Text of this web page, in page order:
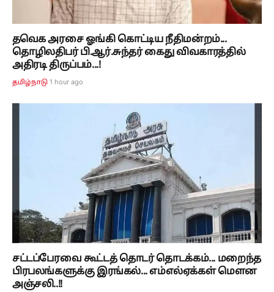
தவெக அரசை ஓங்கி கொட்டிய நீதிமன்றம்...
தொழிலதிபர் பி.ஆர்.சுந்தர் கைது விவகாரத்தில்
அதிரடி திருப்பம்...!
தமிழ்நாடு 1 hour ago
சட்டப்பேரவை கூட்டத் தொடர் தொடக்கம்... மறைந்த
பிரபலங்களுக்கு இரங்கல்... எம்எல்ஏக்கள் மௌன
அஞ்சலி..!!